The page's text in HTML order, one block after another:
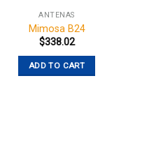
ANTENAS
Mimosa B24
$338.02
ADD TO CART